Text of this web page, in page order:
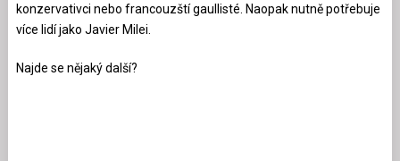
konzervativci nebo francouzští gaullisté. Naopak nutně potřebuje
více lidí jako Javier Milei.
Najde se nějaký další?